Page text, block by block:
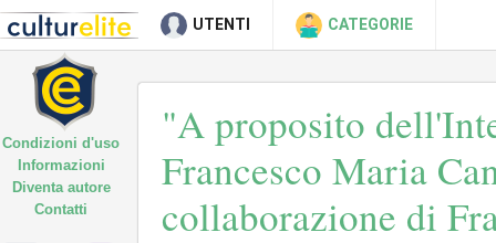
UTENTI CATEGORIE
"A proposito
Francesco Maria
collaborazione di
Condizioni d'uso
Informazioni
Diventa autore
Contatti